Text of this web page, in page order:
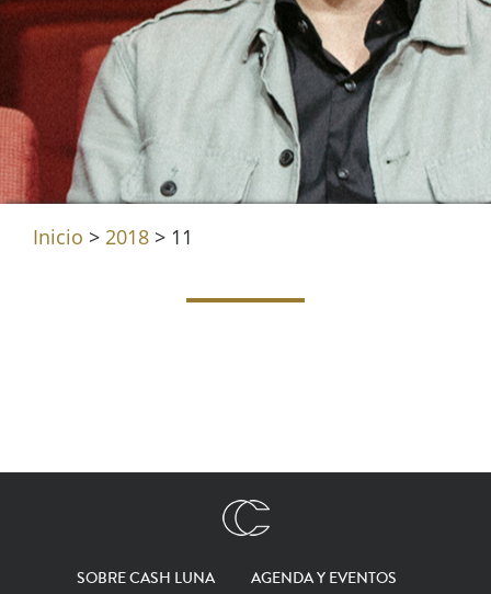
Inicio > 2018 > 11
SOBRE CASH LUNA AGENDA Y EVENTOS